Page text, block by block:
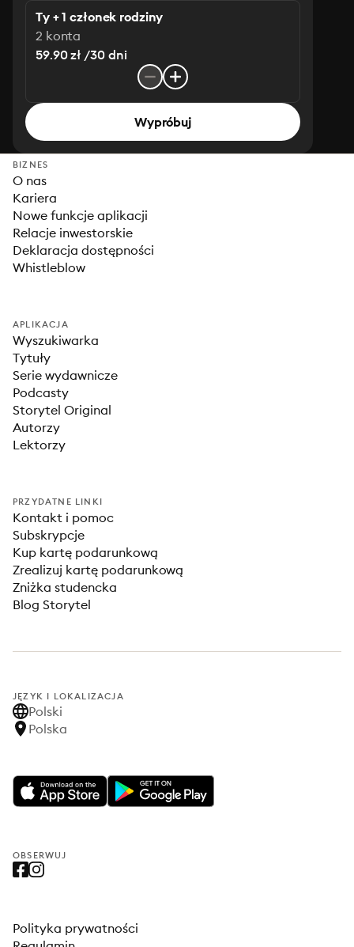
Ty + 1 członek rodziny
2 konta
59.90 zł /30 dni
Wypróbuj
BIZNES
O nas
Kariera
Nowe funkcje aplikacji
Relacje inwestorskie
Deklaracja dostępności
Whistleblow
APLIKACJA
Wyszukiwarka
Tytuły
Serie wydawnicze
Podcasty
Storytel Original
Autorzy
Lektorzy
PRZYDATNE LINKI
Kontakt i pomoc
Subskrypcje
Kup kartę podarunkową
Zrealizuj kartę podarunkową
Zniżka studencka
Blog Storytel
JĘZYK I LOKALIZACJA
Polski
Polska
OBSERWUJ
Polityka prywatności